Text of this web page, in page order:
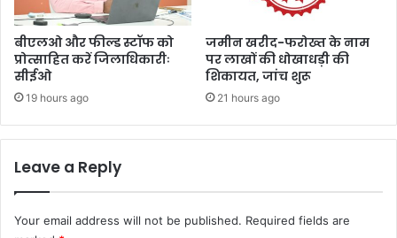
आ
ई
आ
र
द
ईं
बीएलओ और फील्ड स्टॉफ को
प्रोत्साहित करें जिलाधिकारीः
सीईओ
19 hours ago
जमीन खरीद-फरोख्त के नाम
पर लाखों की धोखाधड़ी की
शिकायत, जांच शुरू
21 hours ago
Leave a Reply
Your email address will not be published. Required fields are